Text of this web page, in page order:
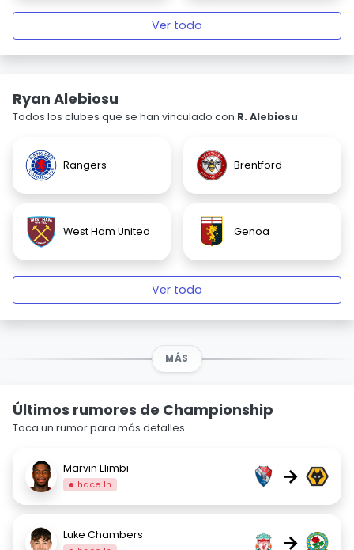
Ver todo
Ryan Alebiosu
Todos los clubes que se han vinculado con R. Alebiosu.
Rangers Brentford
West Ham United Genoa
Ver todo
MÁS
Últimos rumores de Championship
Toca un rumor para más detalles.
Marvin Elimbi
hace 1h →
Luke Chambers →